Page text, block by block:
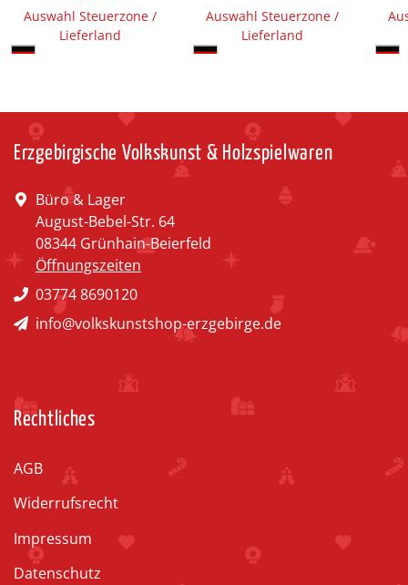
Auswahl Steuerzone /
Lieferland
Auswahl Steuerzone /
Lieferland
Erzgebirgische Volkskunst & Holzspielwaren
Büro & Lager
August-Bebel-Str. 64
08344 Grünhain-Beierfeld
Öffnungszeiten
03774 8690120
info@volkskunstshop-erzgebirge.de
Rechtliches
AGB
Widerrufsrecht
Impressum
Datenschutz